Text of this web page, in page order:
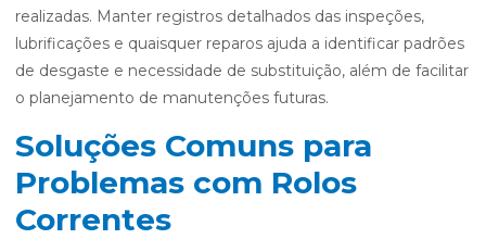
realizadas. Manter registros detalhados das inspeções,
lubrificações e quaisquer reparos ajuda a identificar padrões
de desgaste e necessidade de substituição, além de facilitar
o planejamento de manutenções futuras.
Soluções Comuns para
Problemas com Rolos
Correntes